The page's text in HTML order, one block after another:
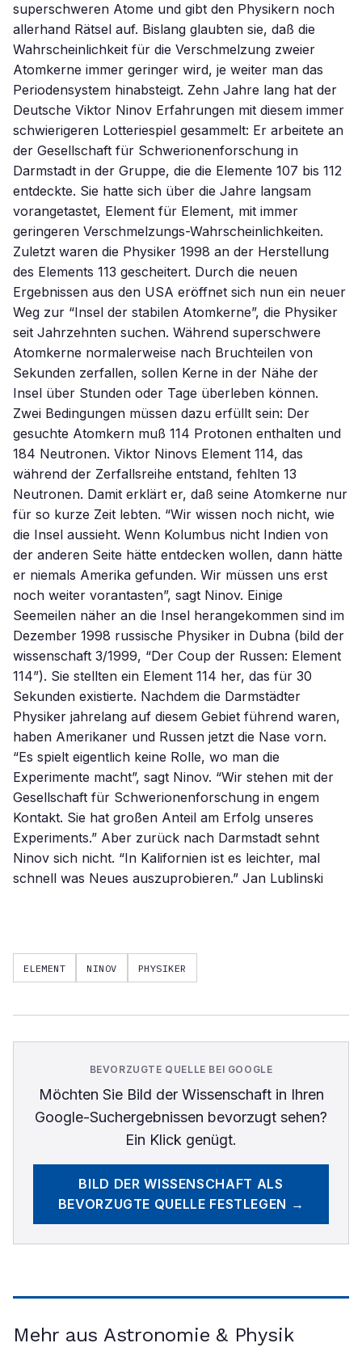
superschweren Atome und gibt den Physikern noch
allerhand Rätsel auf. Bislang glaubten sie, daß die
Wahrscheinlichkeit für die Verschmelzung zweier
Atomkerne immer geringer wird, je weiter man das
Periodensystem hinabsteigt. Zehn Jahre lang hat der
Deutsche Viktor Ninov Erfahrungen mit diesem immer
schwierigeren Lotteriespiel gesammelt: Er arbeitete an
der Gesellschaft für Schwerionenforschung in
Darmstadt in der Gruppe, die die Elemente 107 bis 112
entdeckte. Sie hatte sich über die Jahre langsam
vorangetastet, Element für Element, mit immer
geringeren Verschmelzungs-Wahrscheinlichkeiten.
Zuletzt waren die Physiker 1998 an der Herstellung
des Elements 113 gescheitert. Durch die neuen
Ergebnissen aus den USA eröffnet sich nun ein neuer
Weg zur “Insel der stabilen Atomkerne”, die Physiker
seit Jahrzehnten suchen. Während superschwere
Atomkerne normalerweise nach Bruchteilen von
Sekunden zerfallen, sollen Kerne in der Nähe der
Insel über Stunden oder Tage überleben können.
Zwei Bedingungen müssen dazu erfüllt sein: Der
gesuchte Atomkern muß 114 Protonen enthalten und
184 Neutronen. Viktor Ninovs Element 114, das
während der Zerfallsreihe entstand, fehlten 13
Neutronen. Damit erklärt er, daß seine Atomkerne nur
für so kurze Zeit lebten. “Wir wissen noch nicht, wie
die Insel aussieht. Wenn Kolumbus nicht Indien von
der anderen Seite hätte entdecken wollen, dann hätte
er niemals Amerika gefunden. Wir müssen uns erst
noch weiter vorantasten”, sagt Ninov. Einige
Seemeilen näher an die Insel herangekommen sind im
Dezember 1998 russische Physiker in Dubna (bild der
wissenschaft 3/1999, “Der Coup der Russen: Element
114”). Sie stellten ein Element 114 her, das für 30
Sekunden existierte. Nachdem die Darmstädter
Physiker jahrelang auf diesem Gebiet führend waren,
haben Amerikaner und Russen jetzt die Nase vorn.
“Es spielt eigentlich keine Rolle, wo man die
Experimente macht”, sagt Ninov. “Wir stehen mit der
Gesellschaft für Schwerionenforschung in engem
Kontakt. Sie hat großen Anteil am Erfolg unseres
Experiments.” Aber zurück nach Darmstadt sehnt
Ninov sich nicht. “In Kalifornien ist es leichter, mal
schnell was Neues auszuprobieren.” Jan Lublinski
ELEMENT NINOV PHYSIKER
BEVORZUGTE QUELLE BEI GOOGLE
Möchten Sie Bild der Wissenschaftin Ihren
Google-Suchergebnissen bevorzugt sehen?
Ein Klick genügt.
BILD DER WISSENSCHAFT ALS
BEVORZUGTE QUELLE FESTLEGEN →
Mehr aus Astronomie & Physik